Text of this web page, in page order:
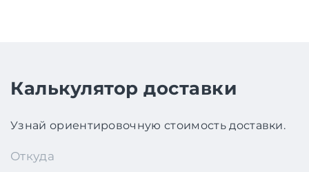
Калькулятор доставки
Узнай ориентировочную стоимость доставки.
Откуда